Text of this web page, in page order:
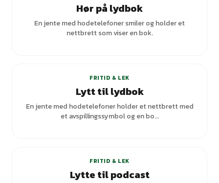
Hør på lydbok
En jente med hodetelefoner smiler og holder et
nettbrett som viser en bok.
FRITID & LEK
Lytt til lydbok
En jente med hodetelefoner holder et nettbrett med
et avspillingssymbol og en bo...
FRITID & LEK
Lytte til podcast